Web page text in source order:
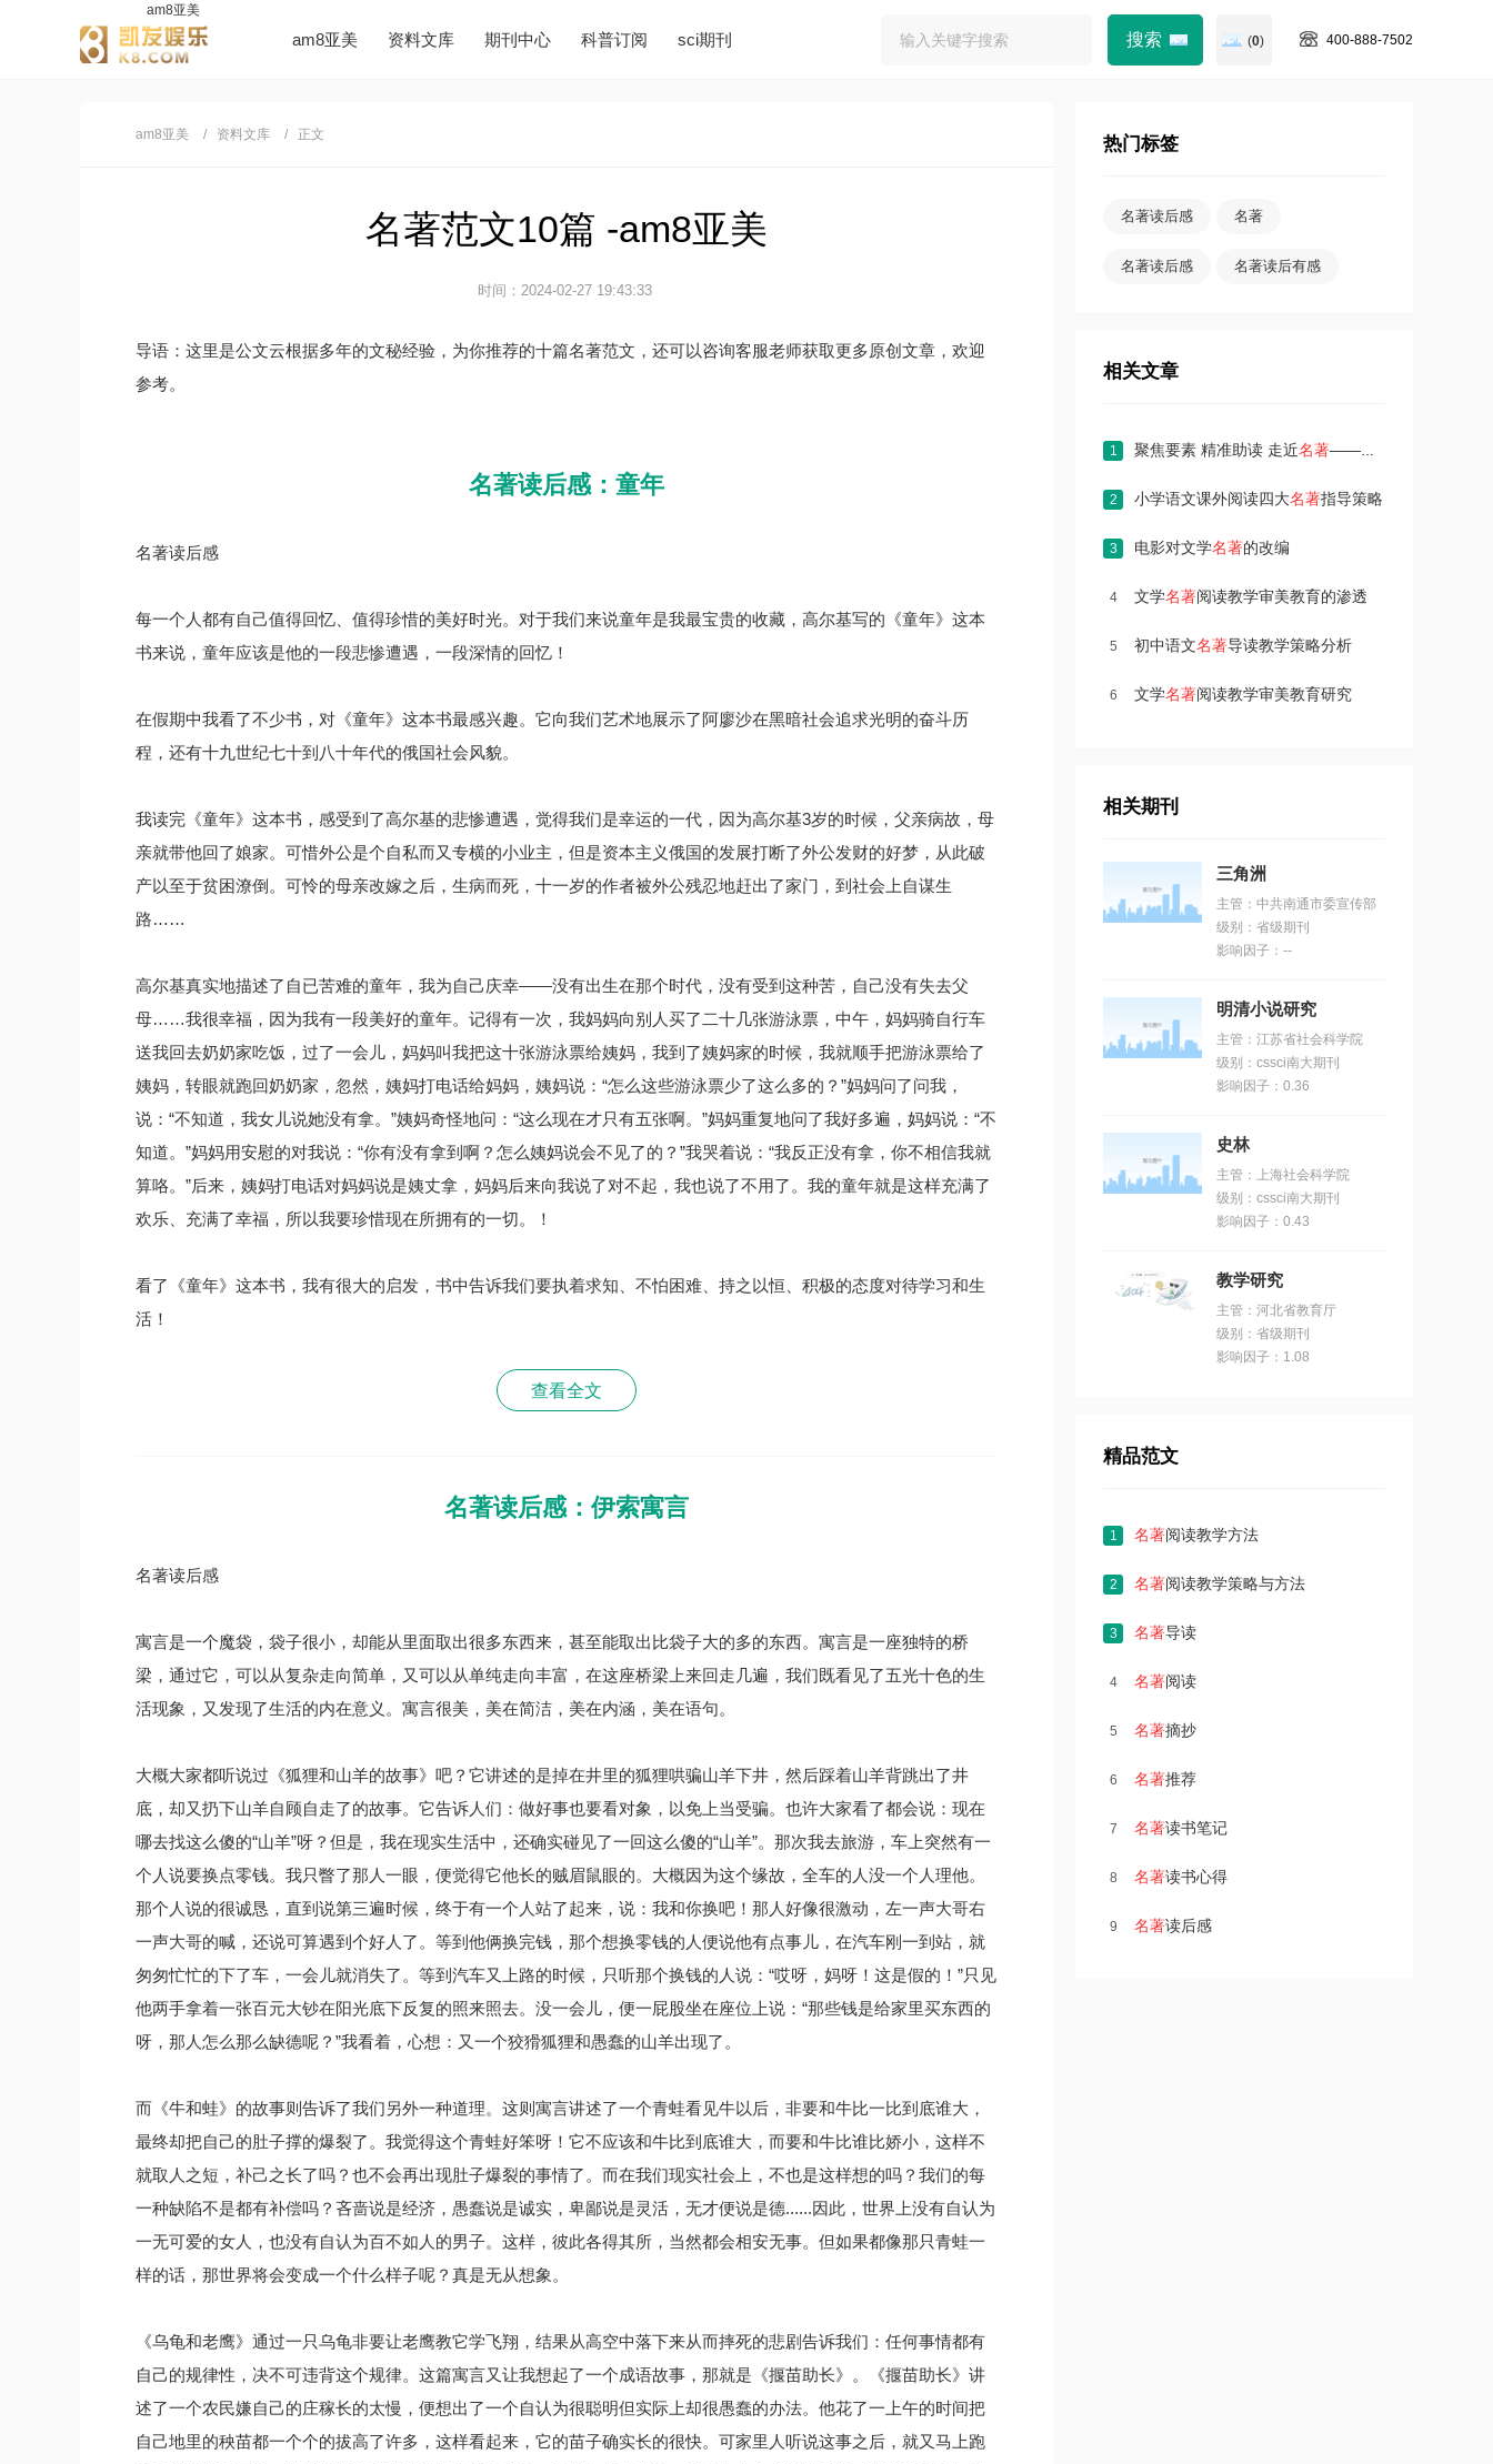
am8亚美
am8亚美 资料文库 期刊中心 科普订阅 sci期刊 400-888-7502
(0)
am8亚美 资料文库 正文
名著范文10篇 -am8亚美
时间：2024-02-27 19:43:33
导语：这里是公文云根据多年的文秘经验，为你推荐的十篇名著范文，还可以咨询客服老师获取更多原创文章，欢迎
参考。
名著读后感：童年
名著读后感
每一个人都有自己值得回忆、值得珍惜的美好时光。对于我们来说童年是我最宝贵的收藏，高尔基写的《童年》这本
书来说，童年应该是他的一段悲惨遭遇，一段深情的回忆！
在假期中我看了不少书，对《童年》这本书最感兴趣。它向我们艺术地展示了阿廖沙在黑暗社会追求光明的奋斗历
程，还有十九世纪七十到八十年代的俄国社会风貌。
我读完《童年》这本书，感受到了高尔基的悲惨遭遇，觉得我们是幸运的一代，因为高尔基3岁的时候，父亲病故，母
亲就带他回了娘家。可惜外公是个自私而又专横的小业主，但是资本主义俄国的发展打断了外公发财的好梦，从此破
产以至于贫困潦倒。可怜的母亲改嫁之后，生病而死，十一岁的作者被外公残忍地赶出了家门，到社会上自谋生
路……
高尔基真实地描述了自已苦难的童年，我为自己庆幸——没有出生在那个时代，没有受到这种苦，自己没有失去父
母……我很幸福，因为我有一段美好的童年。记得有一次，我妈妈向别人买了二十几张游泳票，中午，妈妈骑自行车
送我回去奶奶家吃饭，过了一会儿，妈妈叫我把这十张游泳票给姨妈，我到了姨妈家的时候，我就顺手把游泳票给了
姨妈，转眼就跑回奶奶家，忽然，姨妈打电话给妈妈，姨妈说：“怎么这些游泳票少了这么多的？”妈妈问了问我，
说：“不知道，我女儿说她没有拿。”姨妈奇怪地问：“这么现在才只有五张啊。”妈妈重复地问了我好多遍，妈妈说：“不
知道。”妈妈用安慰的对我说：“你有没有拿到啊？怎么姨妈说会不见了的？”我哭着说：“我反正没有拿，你不相信我就
算咯。”后来，姨妈打电话对妈妈说是姨丈拿，妈妈后来向我说了对不起，我也说了不用了。我的童年就是这样充满了
欢乐、充满了幸福，所以我要珍惜现在所拥有的一切。！
看了《童年》这本书，我有很大的启发，书中告诉我们要执着求知、不怕困难、持之以恒、积极的态度对待学习和生
活！
查看全文
名著读后感：伊索寓言
名著读后感
寓言是一个魔袋，袋子很小，却能从里面取出很多东西来，甚至能取出比袋子大的多的东西。寓言是一座独特的桥
梁，通过它，可以从复杂走向简单，又可以从单纯走向丰富，在这座桥梁上来回走几遍，我们既看见了五光十色的生
活现象，又发现了生活的内在意义。寓言很美，美在简洁，美在内涵，美在语句。
大概大家都听说过《狐狸和山羊的故事》吧？它讲述的是掉在井里的狐狸哄骗山羊下井，然后踩着山羊背跳出了井
底，却又扔下山羊自顾自走了的故事。它告诉人们：做好事也要看对象，以免上当受骗。也许大家看了都会说：现在
哪去找这么傻的“山羊”呀？但是，我在现实生活中，还确实碰见了一回这么傻的“山羊”。那次我去旅游，车上突然有一
个人说要换点零钱。我只瞥了那人一眼，便觉得它他长的贼眉鼠眼的。大概因为这个缘故，全车的人没一个人理他。
那个人说的很诚恳，直到说第三遍时候，终于有一个人站了起来，说：我和你换吧！那人好像很激动，左一声大哥右
一声大哥的喊，还说可算遇到个好人了。等到他俩换完钱，那个想换零钱的人便说他有点事儿，在汽车刚一到站，就
匆匆忙忙的下了车，一会儿就消失了。等到汽车又上路的时候，只听那个换钱的人说：“哎呀，妈呀！这是假的！”只见
他两手拿着一张百元大钞在阳光底下反复的照来照去。没一会儿，便一屁股坐在座位上说：“那些钱是给家里买东西的
呀，那人怎么那么缺德呢？”我看着，心想：又一个狡猾狐狸和愚蠢的山羊出现了。
而《牛和蛙》的故事则告诉了我们另外一种道理。这则寓言讲述了一个青蛙看见牛以后，非要和牛比一比到底谁大，
最终却把自己的肚子撑的爆裂了。我觉得这个青蛙好笨呀！它不应该和牛比到底谁大，而要和牛比谁比娇小，这样不
就取人之短，补己之长了吗？也不会再出现肚子爆裂的事情了。而在我们现实社会上，不也是这样想的吗？我们的每
一种缺陷不是都有补偿吗？吝啬说是经济，愚蠢说是诚实，卑鄙说是灵活，无才便说是德......因此，世界上没有自认为
一无可爱的女人，也没有自认为百不如人的男子。这样，彼此各得其所，当然都会相安无事。但如果都像那只青蛙一
样的话，那世界将会变成一个什么样子呢？真是无从想象。
《乌龟和老鹰》通过一只乌龟非要让老鹰教它学飞翔，结果从高空中落下来从而摔死的悲剧告诉我们：任何事情都有
自己的规律性，决不可违背这个规律。这篇寓言又让我想起了一个成语故事，那就是《揠苗助长》。《揠苗助长》讲
述了一个农民嫌自己的庄稼长的太慢，便想出了一个自认为很聪明但实际上却很愚蠢的办法。他花了一上午的时间把
自己地里的秧苗都一个个的拔高了许多，这样看起来，它的苗子确实长的很快。可家里人听说这事之后，就又马上跑
热门标签
名著读后感 名著
名著读后感 名著读后有感
相关文章
1 聚焦要素 精准助读 走近名著——统编教材五下册古典
2 小学语文课外阅读四大名著指导策略
3 电影对文学名著的改编
4 文学名著阅读教学审美教育的渗透
5 初中语文名著导读教学策略分析
6 文学名著阅读教学审美教育研究
相关期刊
三角洲
主管：中共南通市委宣传部
级别：省级期刊
影响因子：--
明清小说研究
主管：江苏省社会科学院
级别：cssci南大期刊
影响因子：0.36
史林
主管：上海社会科学院
级别：cssci南大期刊
影响因子：0.43
教学研究
主管：河北省教育厅
级别：省级期刊
影响因子：1.08
精品范文
1 名著阅读教学方法
2 名著阅读教学策略与方法
3 名著导读
4 名著阅读
5 名著摘抄
6 名著推荐
7 名著读书笔记
8 名著读书心得
9 名著读后感